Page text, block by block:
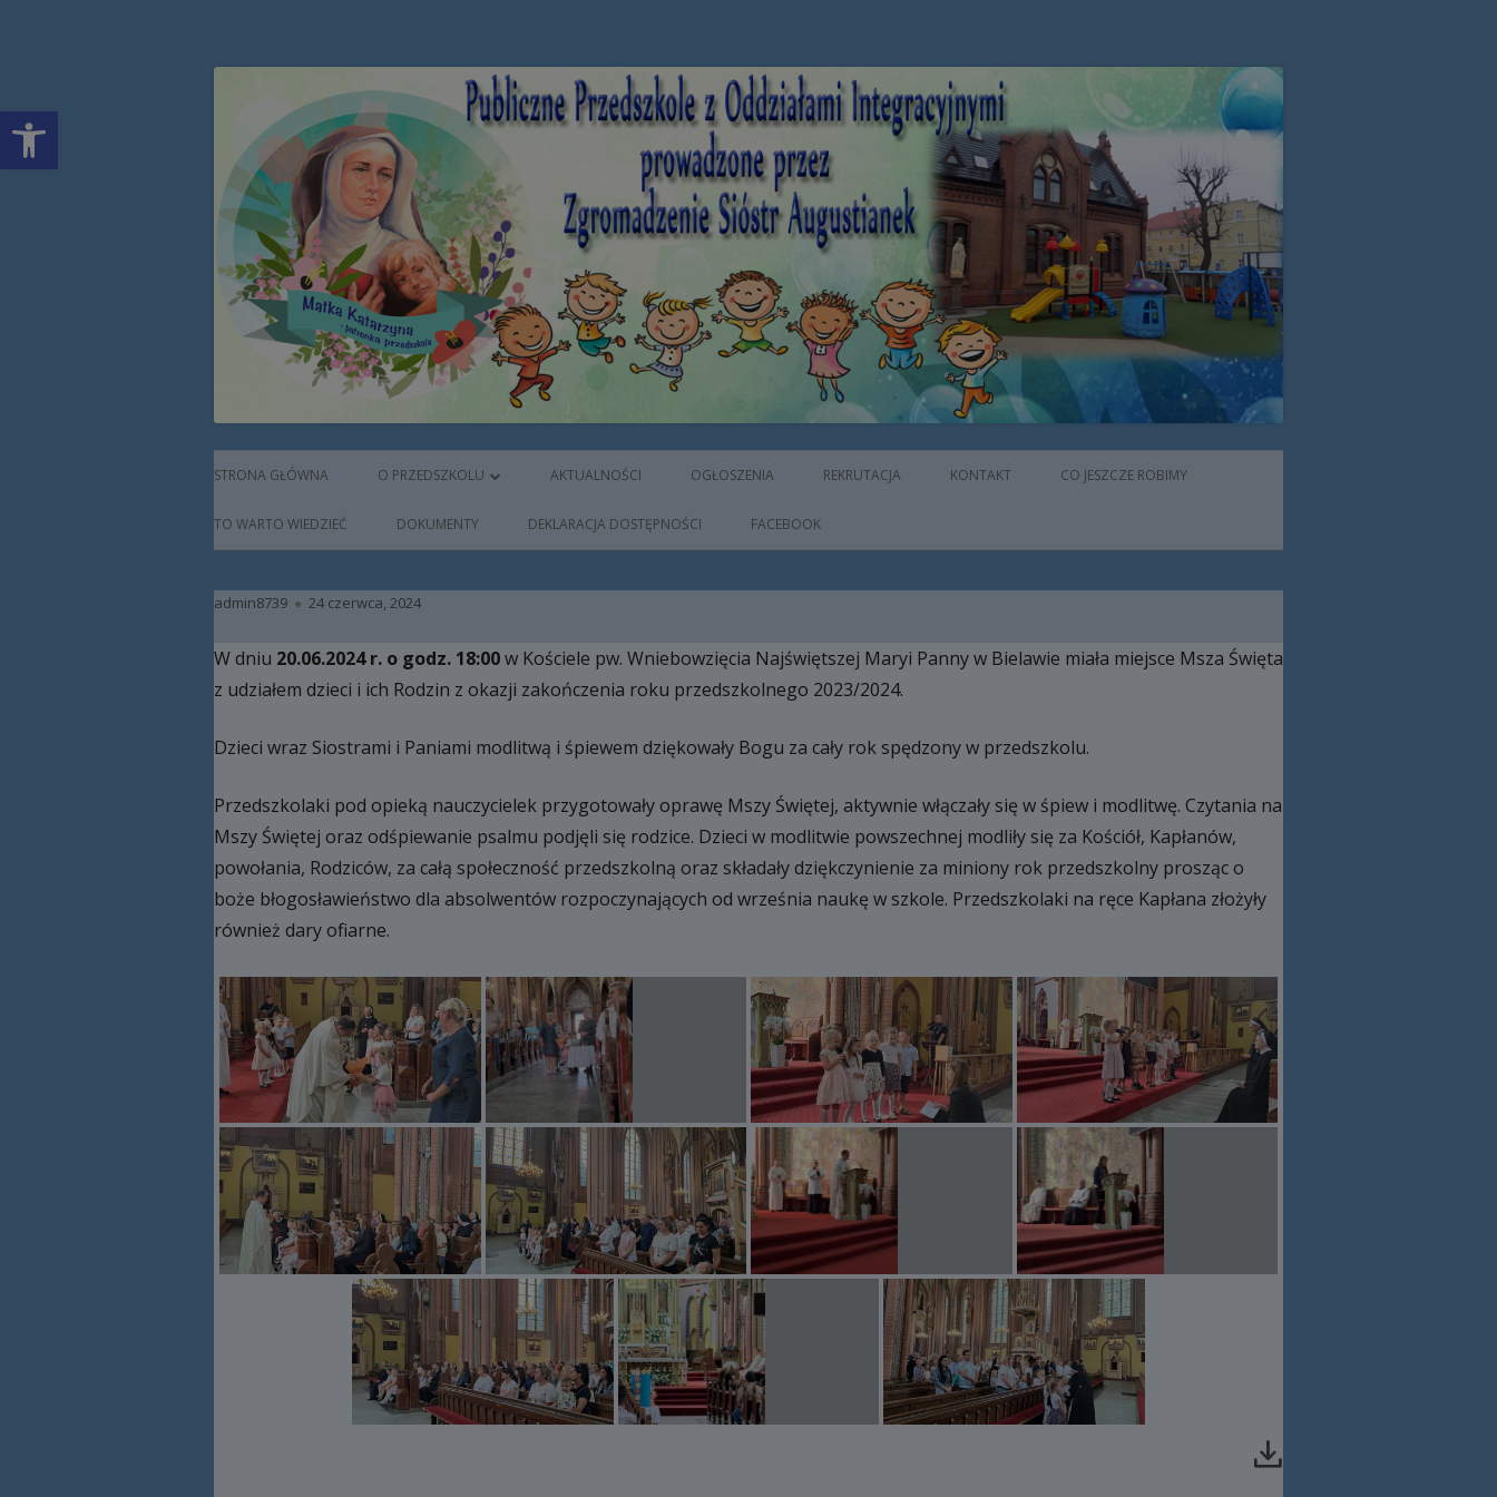
Open toolbar
Publiczne Przedszkole z Oddziałami Integracyjnymi prowadzone przez Zgromadzenie Sióstr
Augustianek
Menu
główne
STRONA GŁÓWNA O PRZEDSZKOLU
HISTORIA
RAMOWY PLAN DNIA
ZAJĘCIA
PRACA Z DZIECKIEM
NIEPEŁNOSPRAWNYM
BAZA LOKALOWA
AKTUALNOŚCI OGŁOSZENIA REKRUTACJA KONTAKT CO JESZCZE ROBIMY
TO WARTO WIEDZIEĆ DOKUMENTY DEKLARACJA DOSTĘPNOŚCI FACEBOOK
Autor
admin8739 Opublikowano
24 czerwca, 2024
W dniu 20.06.2024 r. o godz. 18:00w Kościele pw. Wniebowzięcia Najświętszej Maryi Panny w Bielawie miała miejsce Msza Święta
z udziałem dzieci i ich Rodzin z okazji zakończenia roku przedszkolnego 2023/2024.
Dzieci wraz Siostrami i Paniami modlitwą i śpiewem dziękowały Bogu za cały rok spędzony w przedszkolu.
Przedszkolaki pod opieką nauczycielek przygotowały oprawę Mszy Świętej, aktywnie włączały się w śpiew i modlitwę. Czytania na
Mszy Świętej oraz odśpiewanie psalmu podjęli się rodzice. Dzieci w modlitwie powszechnej modliły się za Kościół, Kapłanów,
powołania, Rodziców, za całą społeczność przedszkolną oraz składały dziękczynienie za miniony rok przedszkolny prosząc o
boże błogosławieństwo dla absolwentów rozpoczynających od września naukę w szkole. Przedszkolaki na ręce Kapłana złożyły
również dary ofiarne.